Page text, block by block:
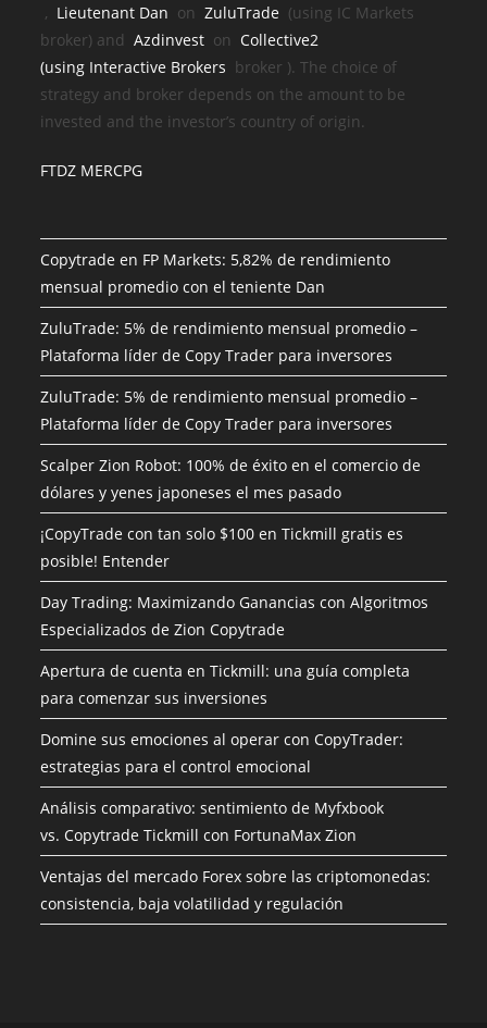
, Lieutenant Dan onZuluTrade (using IC Markets
broker) andAzdinvest onCollective2
(using Interactive Brokers broker ). The choice of
strategy and broker depends on the amount to be
invested and the investor’s country of origin.
FTDZ MERCPG
Copytrade en FP Markets: 5,82% de rendimiento
mensual promedio con el teniente Dan
ZuluTrade: 5% de rendimiento mensual promedio –
Plataforma líder de Copy Trader para inversores
ZuluTrade: 5% de rendimiento mensual promedio –
Plataforma líder de Copy Trader para inversores
Scalper Zion Robot: 100% de éxito en el comercio de
dólares y yenes japoneses el mes pasado
¡CopyTrade con tan solo $100 en Tickmill gratis es
posible! Entender
Day Trading: Maximizando Ganancias con Algoritmos
Especializados de Zion Copytrade
Apertura de cuenta en Tickmill: una guía completa
para comenzar sus inversiones
Domine sus emociones al operar con CopyTrader:
estrategias para el control emocional
Análisis comparativo: sentimiento de Myfxbook
vs. Copytrade Tickmill con FortunaMax Zion
Ventajas del mercado Forex sobre las criptomonedas:
consistencia, baja volatilidad y regulación